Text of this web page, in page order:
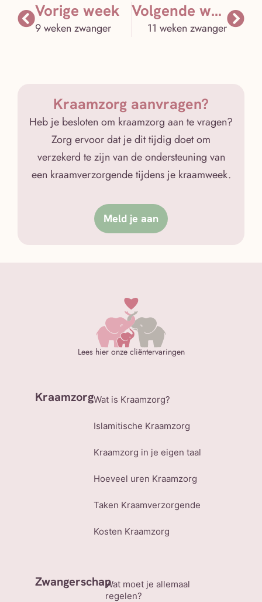
Vorige week
9 weken zwanger
Volgende week
11 weken zwanger
Kraamzorg aanvragen?
Heb je besloten om kraamzorg aan te vragen?
Zorg ervoor dat je dit tijdig doet om
verzekerd te zijn van de ondersteuning van
een kraamverzorgende tijdens je kraamweek.
Meld je aan
Lees hier onze cliëntervaringen
KraamzorgWat is Kraamzorg?
Islamitische Kraamzorg
Kraamzorg in je eigen taal
Hoeveel uren Kraamzorg
Taken Kraamverzorgende
Kosten Kraamzorg
ZwangerschapWat moet je allemaal
regelen?